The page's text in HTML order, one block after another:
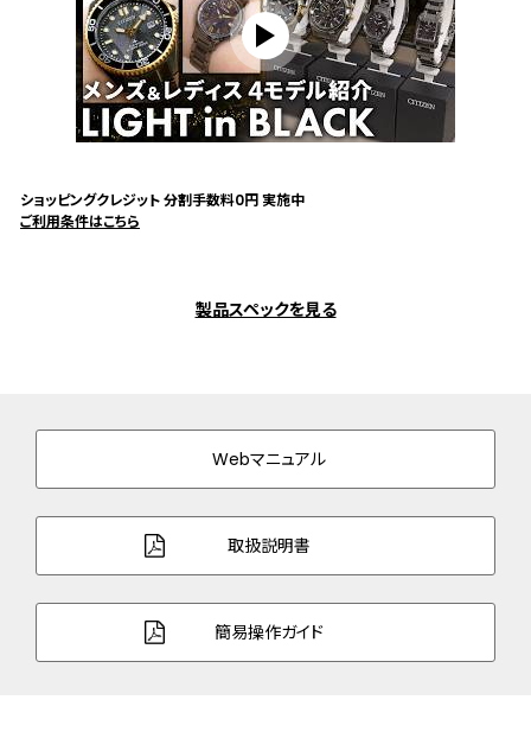
ショッピングクレジット 分割手数料0円 実施中
ご利用条件はこちら
製品スペックを見る
Webマニュアル
取扱説明書
簡易操作ガイド